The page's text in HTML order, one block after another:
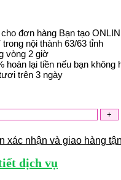
đơn hàng Bạn tạo
nội thành 63/63 tỉnh
vòng 2 giờ
hoàn lại tiền nếu bạn không
trên 3 ngày
xác nhận và giao hàng
dịch vụ